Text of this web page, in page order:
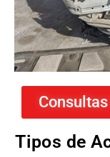
Tipos de